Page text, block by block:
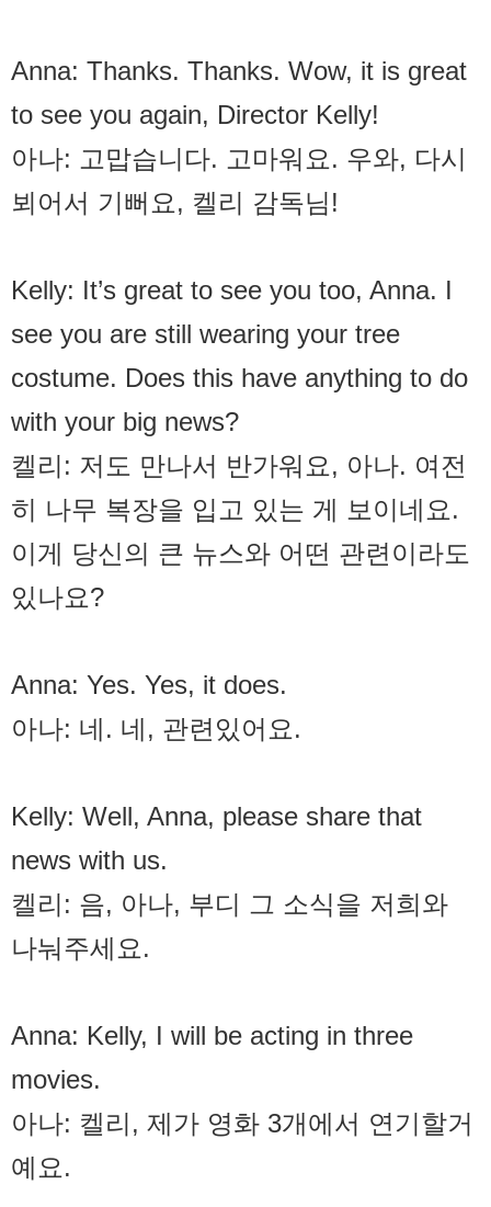
Anna: Thanks. Thanks. Wow, it is great
to see you again, Director Kelly!
아나: 고맙습니다. 고마워요. 우와, 다시
뵈어서 기뻐요, 켈리 감독님!
Kelly: It’s great to see you too, Anna. I
see you are still wearing your tree
costume. Does this have anything to do
with your big news?
켈리: 저도 만나서 반가워요, 아나. 여전
히 나무 복장을 입고 있는 게 보이네요.
이게 당신의 큰 뉴스와 어떤 관련이라도
있나요?
Anna: Yes. Yes, it does.
아나: 네. 네, 관련있어요.
Kelly: Well, Anna, please share that
news with us.
켈리: 음, 아나, 부디 그 소식을 저희와
나눠주세요.
Anna: Kelly, I will be acting in three
movies.
아나: 켈리, 제가 영화 3개에서 연기할거
예요.